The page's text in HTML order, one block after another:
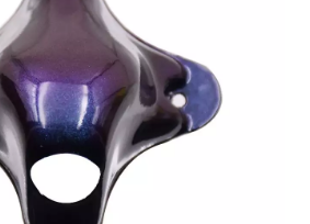
– Betaflight Configuration